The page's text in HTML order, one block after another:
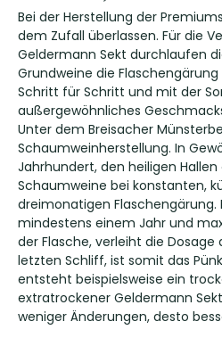
Bei der Herstellung der
dem Zufall überlassen. Für die
Geldermann Sekt durchlaufen
Grundweine die
Schritt für Schritt und mit der
außergewöhnliches
Unter dem Breisacher
Schaumweinherstellung. In
Jahrhundert, den heiligen Hallen
Schaumweine bei konstanten,
dreimonatigen Flaschengärung.
mindestens einem Jahr und
der Flasche, verleiht die Dosage
letzten Schliff, ist somit das
entsteht beispielsweise ein
extratrockener Geldermann
weniger Änderungen, desto